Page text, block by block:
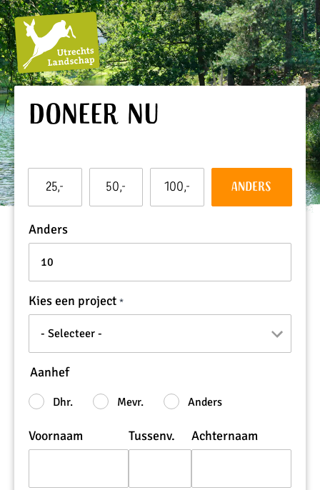
Landschap
Doneer nu
bedrag
wil
ik
doneren:
25,- 50,- 100,- Anders
Anders
Kies een project
Aanhef
Dhr. Mevr. Anders
Voornaam Tussenv. Achternaam